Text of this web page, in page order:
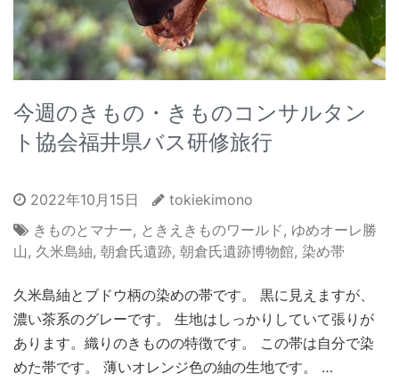
今週のきもの・きものコンサルタン
ト協会福井県バス研修旅行
2022年10月15日
tokiekimono
きものとマナー, ときえきものワールド , ゆめオーレ勝
山 , 久米島紬, 朝倉氏遺跡, 朝倉氏遺跡博物館, 染め帯
久米島紬とブドウ柄の染めの帯です。 黒に見えますが、
濃い茶系のグレーです。 生地はしっかりしていて張りが
あります。織りのきものの特徴です。 この帯は自分で染
めた帯です。 薄いオレンジ色の紬の生地です。 …